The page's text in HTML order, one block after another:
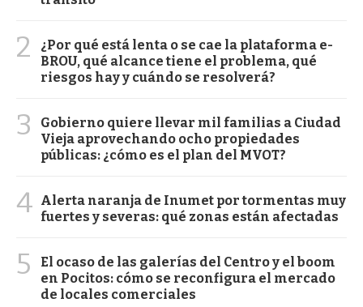
2
¿Por qué está lenta o se cae la plataforma e-
BROU, qué alcance tiene el problema, qué
riesgos hay y cuándo se resolverá?
3
Gobierno quiere llevar mil familias a Ciudad
Vieja aprovechando ocho propiedades
públicas: ¿cómo es el plan del MVOT?
4 Alerta naranja de Inumet por tormentas muy
fuertes y severas: qué zonas están afectadas
5
El ocaso de las galerías del Centro y el boom
en Pocitos: cómo se reconfigura el mercado
de locales comerciales